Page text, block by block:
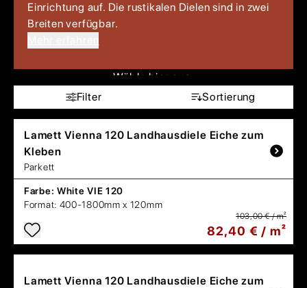
Einrichtung auf. Die rustikalen Dielen sind in zwei
Breiten verfügbar.
Wähle hier aus:
Filter
Sortierung
Lamett Vienna 120 Landhausdiele Eiche zum
Kleben
Parkett
Farbe: White VIE 120
Format: 400-1800mm x 120mm
103,00 € / m²
82,40 € / m²
Lamett Vienna 120 Landhausdiele Eiche zum